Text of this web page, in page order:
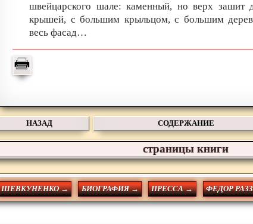
швейцарского шале: каменный, но верх зашит
крышей, с большим крыльцом, с большим
весь фасад…
НАЗАД СОДЕРЖАНИЕ
страницы книги
ШЕВКУНЕНКО → БИОГРАФИЯ → ПРЕССА → ФЕДОР